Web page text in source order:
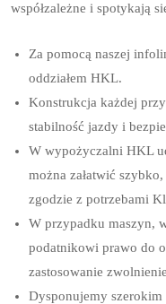
współzależne i spotykają
Za pomocą naszej
oddziałem HKL.
Konstrukcja każdej
stabilność jazdy i
W wypożyczalni HKL
można załatwić
zgodzie z potrzebami
W przypadku maszyn,
podatnikowi prawo do
zastosowanie
Dysponujemy